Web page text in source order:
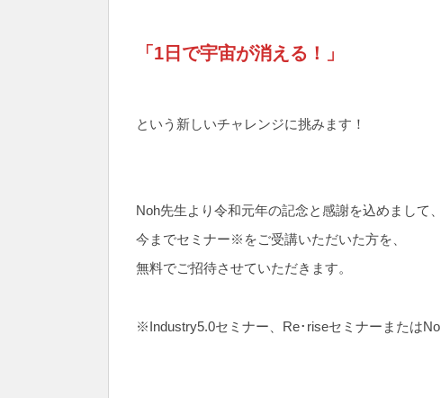
「1日で宇宙が消える！」
という新しいチャレンジに挑みます！
Noh先生より令和元年の記念と感謝を込めまして、
今までセミナー※をご受講いただいた方を、
無料でご招待させていただきます。
※Industry5.0セミナー、Re･riseセミナーまたは